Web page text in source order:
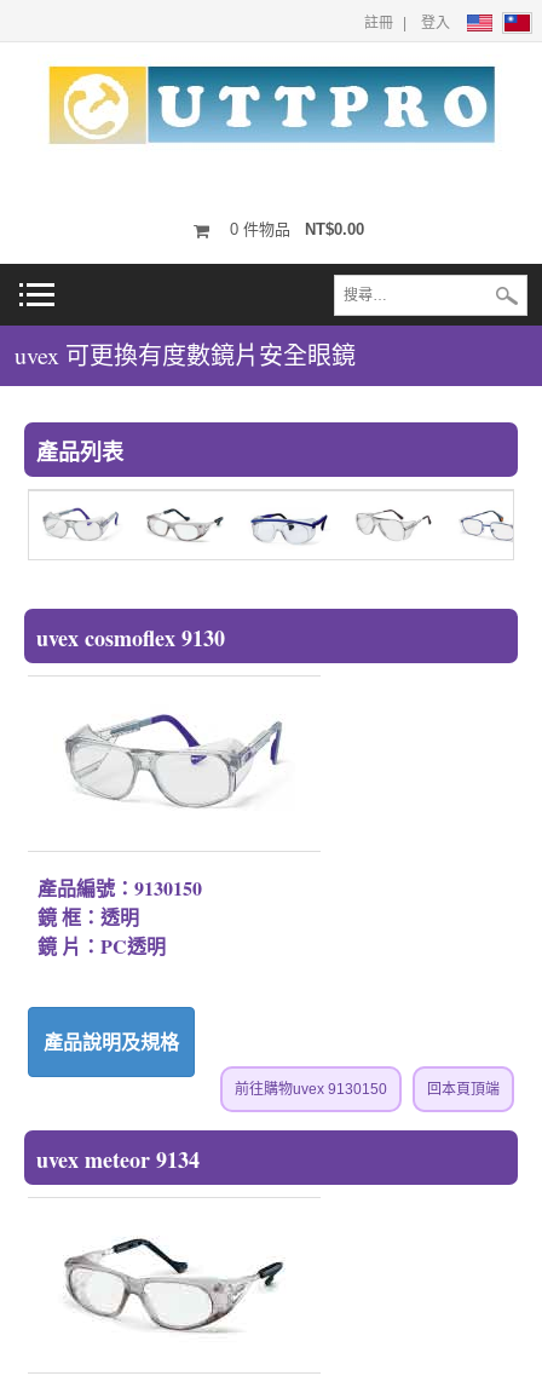
註冊 登入
0 件物品 NT$0.00
uvex 可更換有度數鏡片安全眼鏡
產品列表
uvex cosmoflex 9130
產品編號：9130150
鏡 框：透明
鏡 片：PC透明
產品說明及規格
前往購物uvex 9130150 回本頁頂端
uvex meteor 9134